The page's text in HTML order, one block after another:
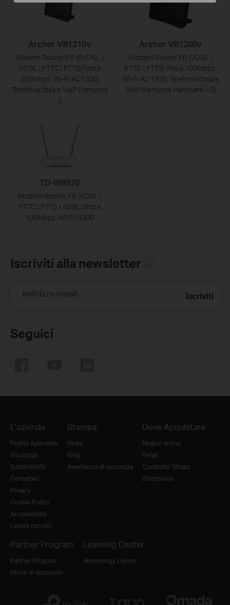
Archer VR1210v
Modem Router FR (EVDSL |
VDSL | FTTC | FTTS) fino a
300Mbps, Wi-Fi AC1200,
Telefonia fissa e VoIP (Versione
2)
Archer VR1200v
Modem Router FR (VDSL |
FTTC | FTTS) fino a 100Mbps,
Wi-Fi AC1200, Telefonia fissa e
VoIP (Versione Hardware V2)
TD-W9970
Modem Router FR (VDSL |
FTTC | FTTS | ADSL) fino a
100Mbps, Wi-Fi N300
Iscriviti alla newsletter
Indirizzo email Iscriviti
Seguici
L'azienda
Profilo Aziendale
Sicurezza
Sostenibilità
Contattaci
Privacy
Cookie Policy
Accessibilità
Lavora con noi
Stampa
News
Blog
Avvertenza di sicurezza
Dove Acquistare
Negozi online
Retail
Computer Shops
Distributori
Partner Program
Partner Program
Storie di successo
Learning Center
Technology Library